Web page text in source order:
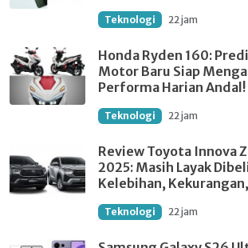
Teknologi 22 jam
Honda Ryden 160:
Motor Baru Siap
Performa Harian Andal!
Teknologi 22 jam
Review Toyota Innova
2025: Masih Layak
Kelebihan,
Teknologi 22 jam